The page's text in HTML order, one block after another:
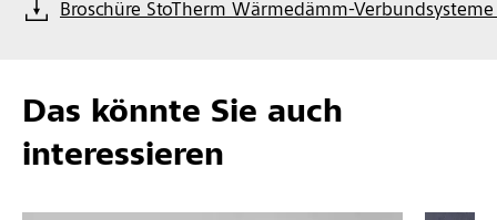
Broschüre StoTherm Wärmedämm-Verbundsysteme
Das könnte Sie auch
interessieren